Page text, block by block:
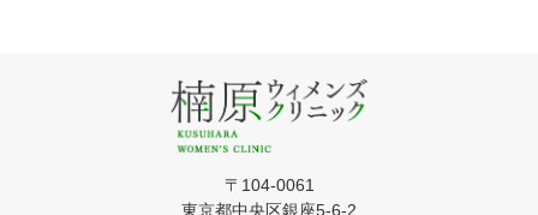
〒104-0061
東京都中央区銀座5-6-2